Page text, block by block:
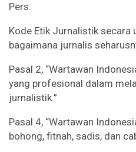
Pers.
Kode Etik Jurnalistik secara
bagaimana jurnalis
Pasal 2, “Wartawan
yang profesional dalam
jurnalistik.”
Pasal 4, “Wartawan
bohong, fitnah, sadis, dan